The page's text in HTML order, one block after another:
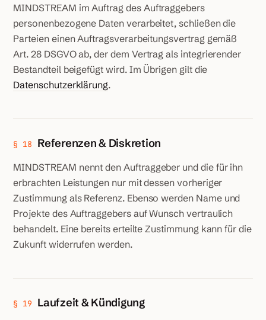
MINDSTREAM im Auftrag des Auftraggebers
personenbezogene Daten verarbeitet, schließen die
Parteien einen Auftragsverarbeitungsvertrag gemäß
Art. 28 DSGVO ab, der dem Vertrag als integrierender
Bestandteil beigefügt wird. Im Übrigen gilt die
Datenschutzerklärung.
§ 18 Referenzen & Diskretion
MINDSTREAM nennt den Auftraggeber und die für ihn
erbrachten Leistungen nur mit dessen vorheriger
Zustimmung als Referenz. Ebenso werden Name und
Projekte des Auftraggebers auf Wunsch vertraulich
behandelt. Eine bereits erteilte Zustimmung kann für die
Zukunft widerrufen werden.
§ 19 Laufzeit & Kündigung